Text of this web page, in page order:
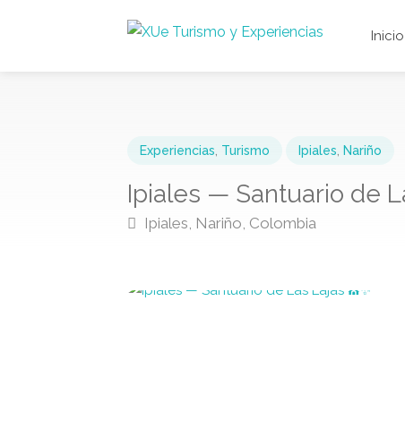
Inicio
Experiencias Turismo Ipiales Nariño
Ipiales — Santuario de
Ipiales, Nariño, Colombia